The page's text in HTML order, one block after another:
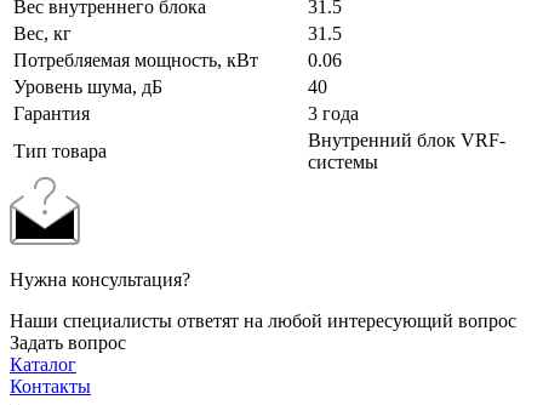
Вес внутреннего блока
31.5
Вес, кг
31.5
Потребляемая мощность, кВт
0.06
Уровень шума, дБ
40
Гарантия
3 года
Тип товара
Внутренний блок VRF-
системы
Нужна консультация?
Наши специалисты ответят на любой интересующий вопрос
Задать вопрос
Каталог
Контакты